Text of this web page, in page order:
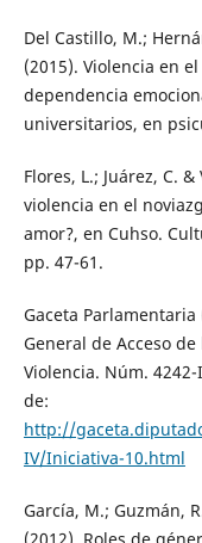
Del Castillo, M.;
(2015). Violencia en
dependencia
universitarios, en
Flores, L.; Juárez, C.
violencia en el
amor?, en Cuhso.
pp. 47-61.
Gaceta Parlamentaria
General de Acceso
Violencia. Núm.
de:
http://
IV/Iniciativa-10.html
García, M.; Guzmán,